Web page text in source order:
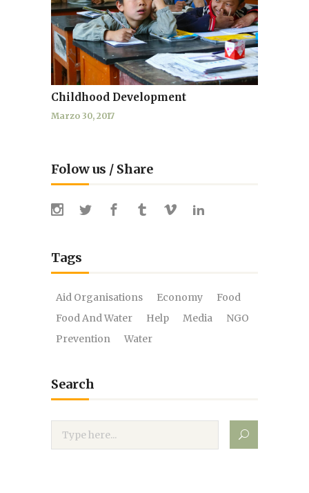
Childhood Development
Marzo 30, 2017
Folow us / Share
Tags
Aid Organisations Economy
Food
Food And Water
Help Media
NGO
Prevention
Water
Search